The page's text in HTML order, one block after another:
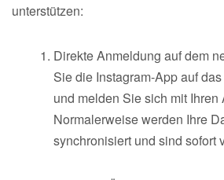
unterstützen:
Direkte Anmeldung auf dem
Sie die Instagram-App auf
und melden Sie sich mit Ihren
Normalerweise werden Ihre
synchronisiert und sind sofort